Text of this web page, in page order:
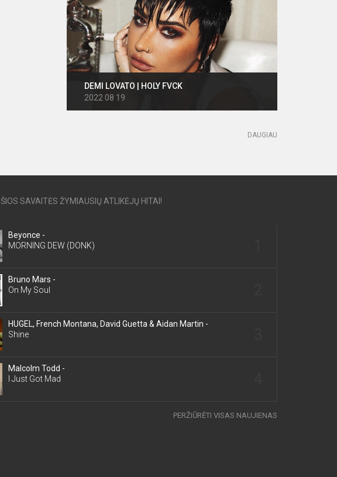
DEMI LOVATO | HOLY FVCK
2022 08 19
DAUGIAU
ŠIOS SAVAITĖS ŽYMIAUSIŲ ATLIKĖJŲ HITAI!
Beyonce -
MORNING DEW (DONK)
Bruno Mars -
On My Soul
HUGEL, French Montana, David Guetta & Aidan Martin -
Shine
Malcolm Todd -
I Just Got Mad
PERŽIŪRĖTI VISAS NAUJIENAS